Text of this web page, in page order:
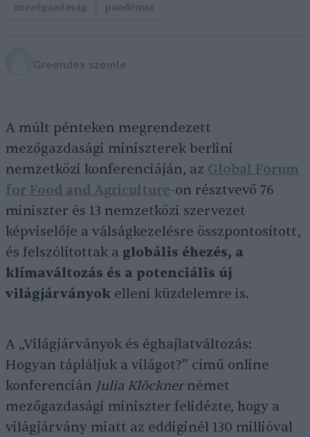
mezőgazdaság
pandémia
Greendex szemle
A múlt pénteken megrendezett
mezőgazdasági miniszterek berlini
nemzetközi konferenciáján, az Global Forum
for Food and Agriculture-on résztvevő 76
miniszter és 13 nemzetközi szervezet
képviselője a válságkezelésre összpontosított,
és felszólítottak a globális éhezés, a
klímaváltozás és a potenciális új
világjárványok elleni küzdelemre is.
A „Világjárványok és éghajlatváltozás:
Hogyan tápláljuk a világot?” című online
konferencián Julia Klöcknernémet
mezőgazdasági miniszter felidézte, hogy a
világjárvány miatt az eddiginél 130 millióval